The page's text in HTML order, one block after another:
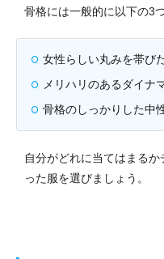
骨格には一般的に以下の3
女性らしい丸みを帯び
メリハリのあるダイナ
骨格のしっかりした中
自分がどれに当てはまる
った服を選びましょう。